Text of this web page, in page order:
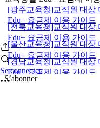
Se connecter
[광주교육청]교직원 대상
Edu+ 요금제 이용 가이드
[전북교육청]교직원 대상
Edu+ 요금제 이용 가이드
[울산교육청]교직원 대상
Edu+ 요금제 이용 가이드
[경남교육청]교직원 대상
Edu+ 요금제 이용 가이드
S’abonner